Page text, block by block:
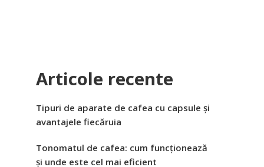
Articole recente
Tipuri de aparate de cafea cu capsule și
avantajele fiecăruia
Tonomatul de cafea: cum funcționează
și unde este cel mai eficient